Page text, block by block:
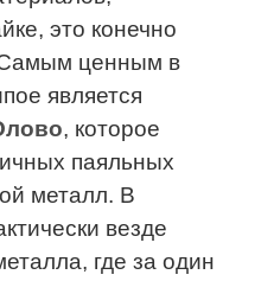
это конечно
ценным в
является
, которое
паяльных
металл. В
везде
где за один